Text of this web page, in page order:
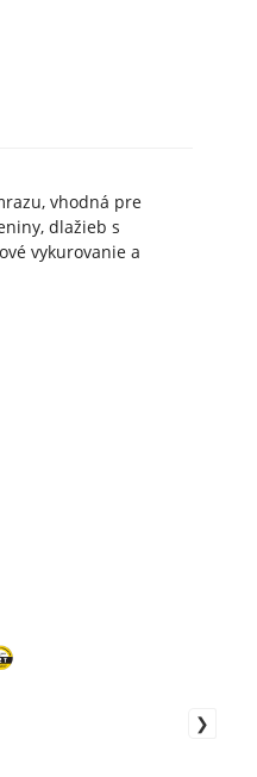
vhodná pre
dlažieb s
vykurovanie a